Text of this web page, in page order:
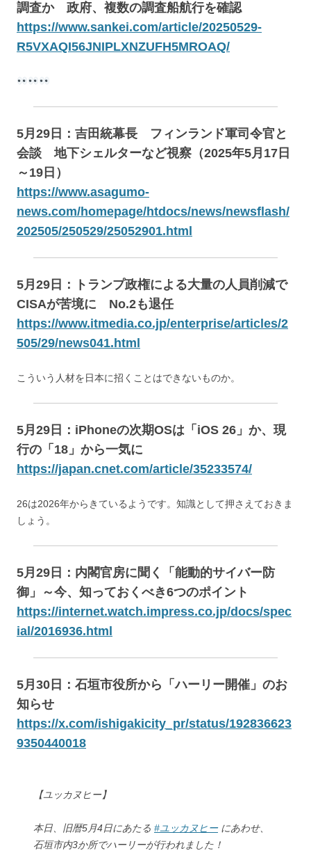
調査か 政府、複数の調査船航行を確認
https://www.sankei.com/article/20250529-
R5VXAQI56JNIPLXNZUFH5MROAQ/
5月29日：吉田統幕長 フィンランド軍司令官と
会談 地下シェルターなど視察（2025年5月17日
～19日）
https://www.asagumo-
news.com/homepage/htdocs/news/newsflash/
202505/250529/25052901.html
5月29日：トランプ政権による大量の人員削減で
CISAが苦境に No.2も退任
https://www.itmedia.co.jp/enterprise/articles/2
505/29/news041.html
こういう人材を日本に招くことはできないものか。
5月29日：iPhoneの次期OSは「iOS 26」か、現
行の「18」から一気に
https://japan.cnet.com/article/35233574/
26は2026年からきているようです。知識として押さえておきま
しょう。
5月29日：内閣官房に聞く「能動的サイバー防
御」～今、知っておくべき6つのポイント
https://internet.watch.impress.co.jp/docs/spec
ial/2016936.html
5月30日：石垣市役所から「ハーリー開催」のお
知らせ
https://x.com/ishigakicity_pr/status/192836623
9350440018
【ユッカヌヒー】
本日、旧暦5月4日にあたる #ユッカヌヒーにあわせ、
石垣市内3か所でハーリーが行われました！